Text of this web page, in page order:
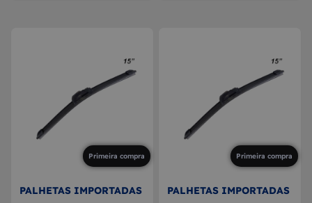
Primeira compra
PALHETAS IMPORTADAS
Primeira compra
PALHETAS IMPORTADAS